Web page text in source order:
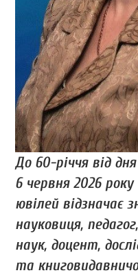
До 60-річчя від
6 червня 2026
ювілей відзначає
науковиця,
наук, доцент,
та